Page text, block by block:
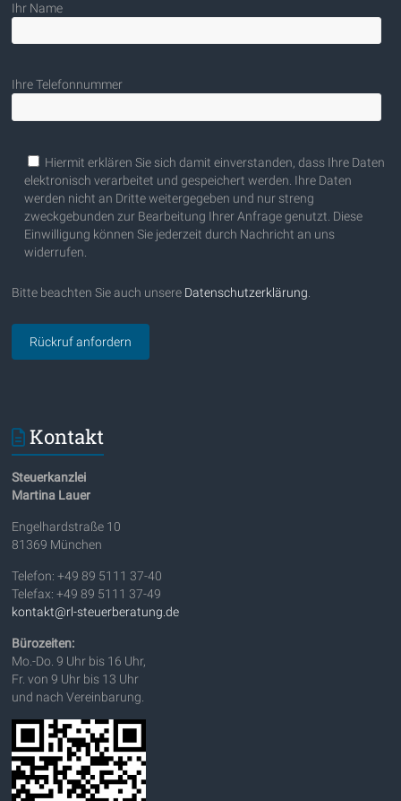
Ihr Name
Ihre Telefonnummer
Bitte lasse dieses Feld leer.
Hiermit erklären Sie sich damit einverstanden, dass Ihre Daten
elektronisch verarbeitet und gespeichert werden. Ihre Daten
werden nicht an Dritte weitergegeben und nur streng
zweckgebunden zur Bearbeitung Ihrer Anfrage genutzt. Diese
Einwilligung können Sie jederzeit durch Nachricht an uns
widerrufen.
Bitte beachten Sie auch unsere Datenschutzerklärung
Kontakt
Steuerkanzlei
Martina Lauer
Engelhardstraße 10
81369 München
Telefon: +49 89 5111 37-40
Telefax: +49 89 5111 37-49
kontakt@rl-steuerberatung.de
Bürozeiten:
Mo.-Do. 9 Uhr bis 16 Uhr,
Fr. von 9 Uhr bis 13 Uhr
und nach Vereinbarung.